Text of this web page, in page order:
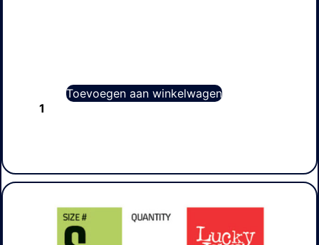
Toevoegen aan winkelwagen